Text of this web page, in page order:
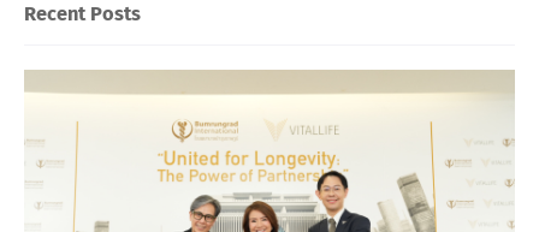
Recent Posts